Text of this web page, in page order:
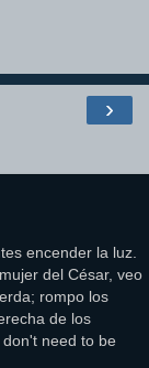
›
encender la luz.
del César, veo
rompo los
de los
need to be